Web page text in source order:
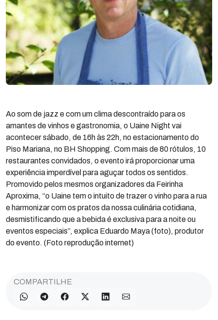
Ao som de jazz e com um clima descontraído para os
amantes de vinhos e gastronomia, o Uaine Night vai
acontecer sábado, de 16h às 22h, no estacionamento do
Piso Mariana, no BH Shopping. Com mais de 80 rótulos, 10
restaurantes convidados, o evento irá proporcionar uma
experiência imperdível para aguçar todos os sentidos.
Promovido pelos mesmos organizadores da Feirinha
Aproxima, “o Uaine tem o intuito de trazer o vinho para a rua
e harmonizar com os pratos da nossa culinária cotidiana,
desmistificando que a bebida é exclusiva para a noite ou
eventos especiais”, explica Eduardo Maya (foto), produtor
do evento. (Foto reprodução internet)
COMPARTILHE